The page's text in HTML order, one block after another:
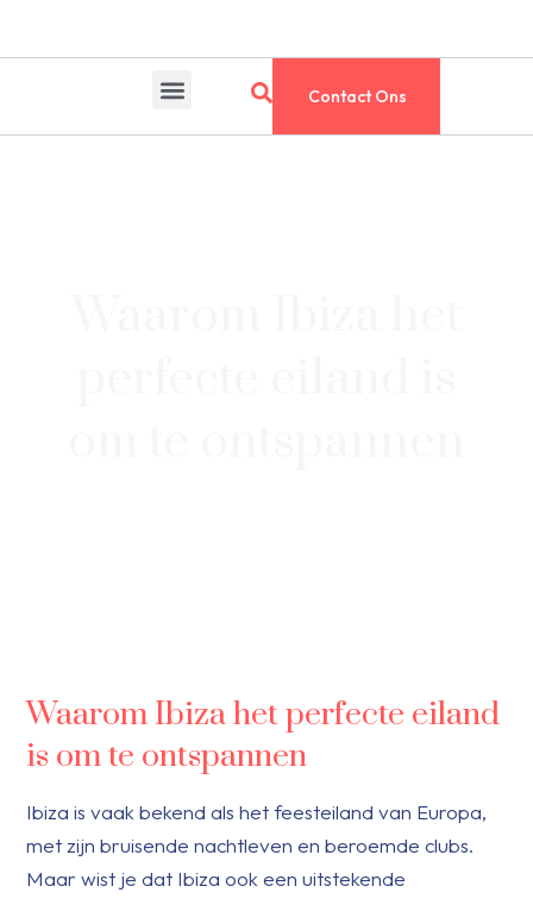
Contact Ons
Waarom Ibiza het perfecte eiland
is om te ontspannen
Ibiza is vaak bekend als het feesteiland van Europa,
met zijn bruisende nachtleven en beroemde clubs.
Maar wist je dat Ibiza ook een uitstekende